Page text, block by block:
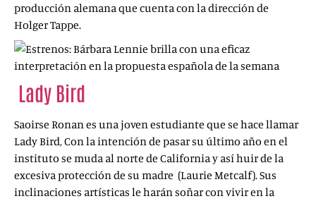
producción alemana que cuenta con la dirección de
Holger Tappe.
Lady Bird
Saoirse Ronan es una joven estudiante que se hace llamar
Lady Bird, Con la intención de pasar su último año en el
instituto se muda al norte de California y así huir de la
excesiva protección de su madre (Laurie Metcalf). Sus
inclinaciones artísticas le harán soñar con vivir en la